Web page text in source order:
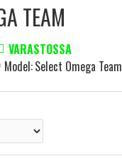
TEAM
VARASTOSSA
Model:Select Omega Team